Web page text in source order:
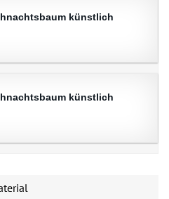
künstlich
künstlich